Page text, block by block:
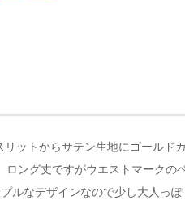
ットからサテン生地にゴールド
ング丈ですがウエストマークの
ルなデザインなので少し大人っ